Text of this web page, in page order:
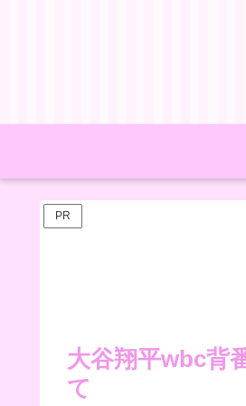
PR
大谷翔平wbc背
て